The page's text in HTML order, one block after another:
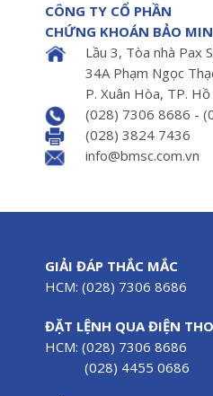
CÔNG TY CỔ PHẦN
CHỨNG KHOÁN BẢO
Lầu 3, Tòa nhà Pax
34A Phạm Ngọc
P. Xuân Hòa, TP. Hồ
(028) 7306 8686 -
(028) 3824 7436
info@bmsc.com.vn
GIẢI ĐÁP THẮC MẮC
HCM: (028) 7306 8686
ĐẶT LỆNH QUA ĐIỆN
HCM: (028) 7306 8686
(028) 4455 0686